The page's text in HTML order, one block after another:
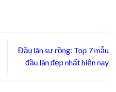
Đầu lân sư rồng: Top 7 mẫu
đầu lân đẹp nhất hiện nay